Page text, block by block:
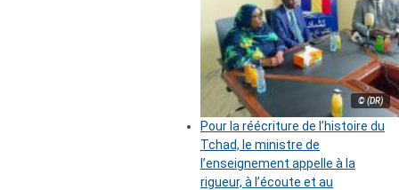
© (DR)
Pour la réécriture de l’histoire du
Tchad, le ministre de
l’enseignement appelle à la
rigueur, à l’écoute et au